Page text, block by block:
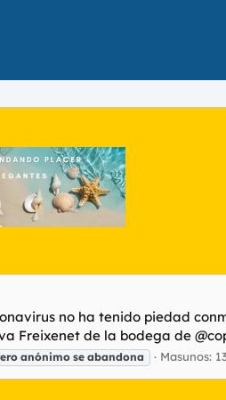
no ha tenido piedad
Freixenet de la bodega de
anónimo se abandona Masunos: